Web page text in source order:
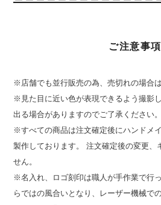
ご注意事項
※店舗でも並行販売の為、売切れの場合
※見た目に近い色が表現できるよう撮影
出る場合がありますのでご了承ください。
※すべての商品は注文確定後にハンドメ
製作しております。 注文確定後の変更、
せん。
※名入れ、ロゴ刻印は職人が手作業で行
らではの風合いとなり、レーザー機械で